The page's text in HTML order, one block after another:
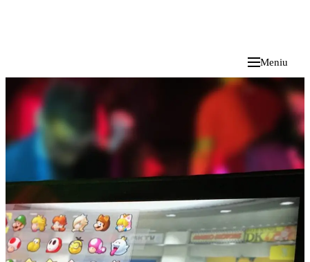
Meniu